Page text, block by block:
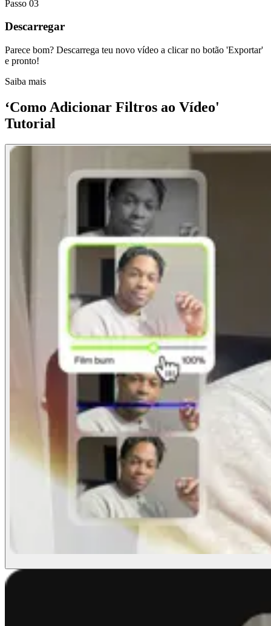
Passo 03
Descarregar
Parece bom? Descarrega teu novo vídeo a clicar no botão 'Exportar'
e pronto!
Saiba mais
‘Como Adicionar Filtros ao Vídeo'
Tutorial